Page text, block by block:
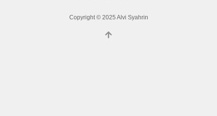
Copyright © 2025 Alvi Syahrin